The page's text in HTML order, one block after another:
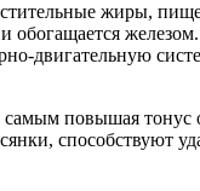
жиры,
двигательную
повышая тонус
способствуют